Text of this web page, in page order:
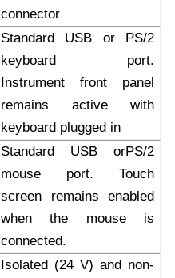
connector
Standard USB or PS/2
keyboard port.
Instrument front panel
remains active with
keyboard plugged in
Standard USB orPS/2
mouse port. Touch
screen remains enabled
when the mouse is
connected.
Isolated (24 V) and non-